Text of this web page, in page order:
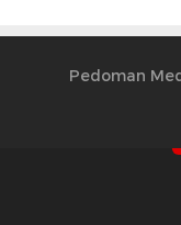
Pedoman